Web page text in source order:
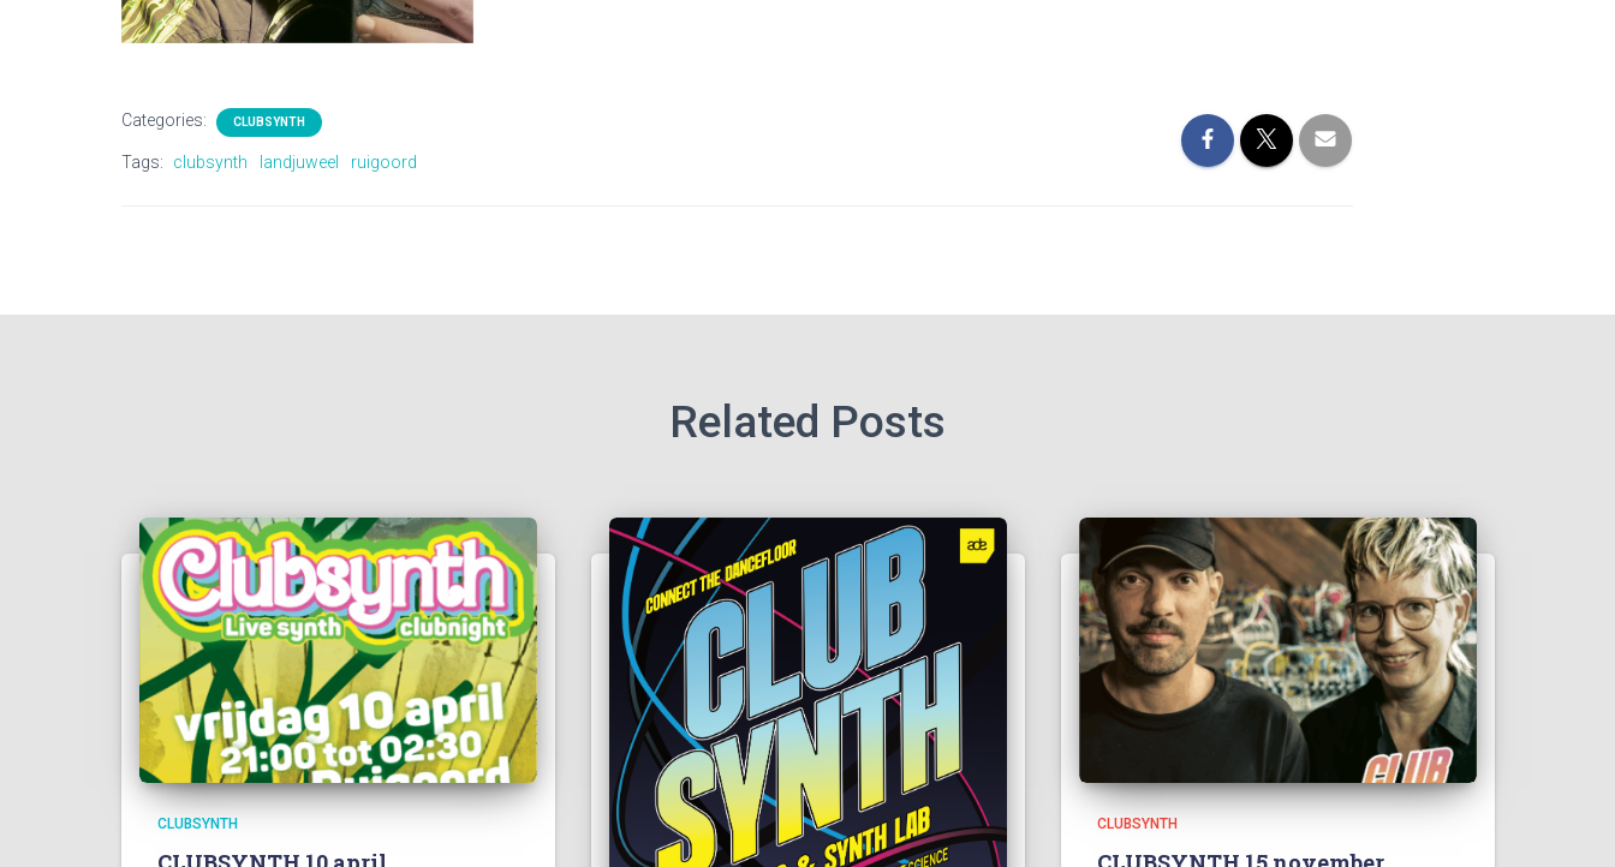
Categories: CLUBSYNTH
Tags: clubsynth landjuweel ruigoord
Related Posts
CLUBSYNTH CLUBSYNTH